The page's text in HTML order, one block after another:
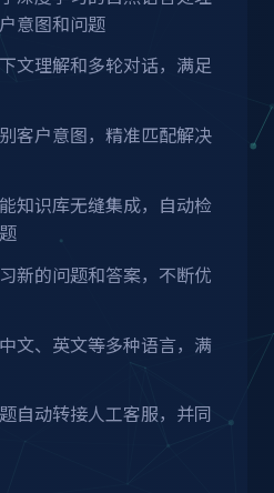
意图和问题
文理解和多轮对话，满足
客户意图，精准匹配解决
知识库无缝集成，自动检
新的问题和答案，不断优
文、英文等多种语言，满
自动转接人工客服，并同